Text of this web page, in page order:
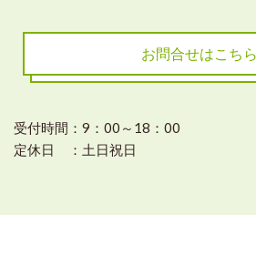
お問合せはこちら
受付時間：9：00～18：00
定休日 ：土日祝日